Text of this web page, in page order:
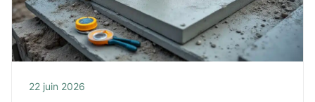
22 juin 2026